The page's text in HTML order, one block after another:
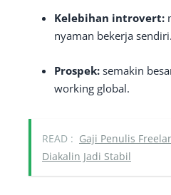
Kelebihan introvert:
nyaman bekerja sendiri.
Prospek: semakin
working global.
READ : Gaji Penulis
Diakalin Jadi Stabil